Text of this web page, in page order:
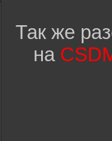
Так же
на